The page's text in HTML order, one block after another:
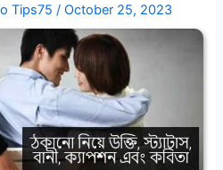
Tips75/October 25, 2023